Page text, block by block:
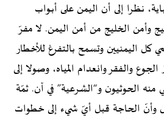
نظـرا إلى أن اليمن على أبـواب
وأمن الخليج من أمن اليمن. لا مفرّ
اليمنيين وتسمح بالتفرغ للأخطار
الجوع والفقر وانعدام المياه، وصولا إلى
منه الحوثيون و“الشرعية” في آن. ثمّة
وأنّ الحاجة قبل أيّ شيء إلى خطوات